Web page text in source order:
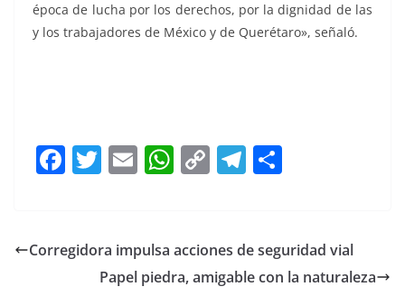
época de lucha por los derechos, por la dignidad de las
y los trabajadores de México y de Querétaro», señaló.
F
e
T
er
E
l
W
s
A
C
y
Li
T
gr
a
e
Corregidora impulsa acciones de seguridad vial
Papel piedra, amigable con la naturaleza